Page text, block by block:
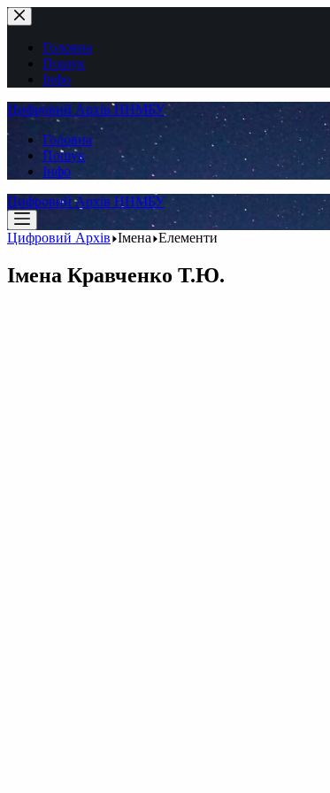
Перейти
до
вмістуГоловна
Пошук
Інфо
Цифровий Архів ННМБУ
Головна
Пошук
Інфо
Цифровий Архів ННМБУ
Цифровий Архів Імена Елементи
Імена Кравченко Т.Ю.